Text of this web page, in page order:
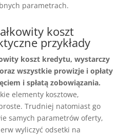
parametrach.
koszt
przykłady
koszt kredytu, wystarczy
wszystkie prowizje i opłaty
i spłatą zobowiązania.
elementy kosztowe,
Trudniej natomiast go
samych parametrów oferty,
wyliczyć odsetki na